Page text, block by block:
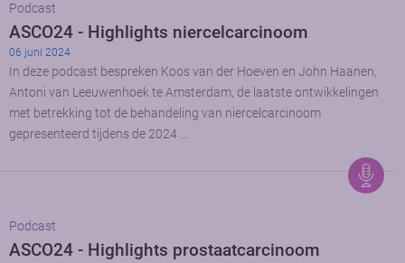
Podcast
ASCO24 - Highlights niercelcarcinoom
06 juni 2024
In deze podcast bespreken Koos van der Hoeven en John Haanen,
Antoni van Leeuwenhoek te Amsterdam, de laatste ontwikkelingen
met betrekking tot de behandeling van niercelcarcinoom
gepresenteerd tijdens de 2024 …
Podcast
ASCO24 - Highlights prostaatcarcinoom